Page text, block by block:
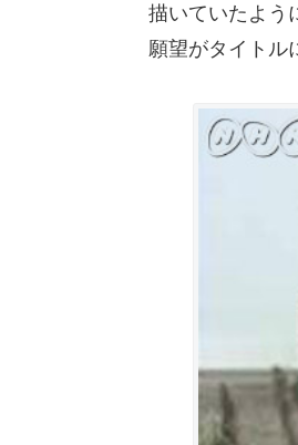
描いていたよう
願望がタイトル